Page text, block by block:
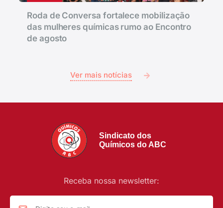
Roda de Conversa fortalece mobilização
das mulheres químicas rumo ao Encontro
de agosto
Ver mais notícias
Sindicato dos
Químicos do ABC
Receba nossa newsletter: